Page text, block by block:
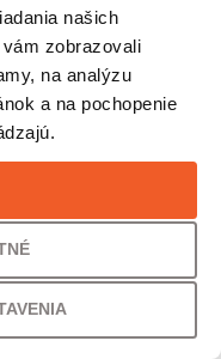
našich
zobrazovali
na analýzu
a na pochopenie
– UNISEX
/5,00